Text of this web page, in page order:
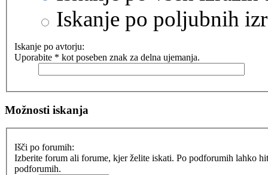
Iskanje po poljubnih
Iskanje po avtorju:
Uporabite * kot poseben znak za delna ujemanja.
Možnosti iskanja
Išči po forumih:
Izberite forum ali forume, kjer želite iskati. Po podforumih lahko
podforumih.